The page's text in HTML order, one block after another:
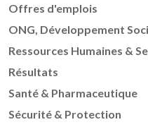
Offres d'emplois
ONG, Développement
Ressources Humaines &
Résultats
Santé & Pharmaceutique
Sécurité & Protection